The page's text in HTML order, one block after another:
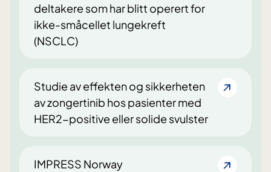
deltakere som har blitt operert for
ikke-småcellet lungekreft
(NSCLC)
Studie av effekten og sikkerheten
av zongertinib hos pasienter med
HER2-positive eller solide svulster
IMPRESS Norway